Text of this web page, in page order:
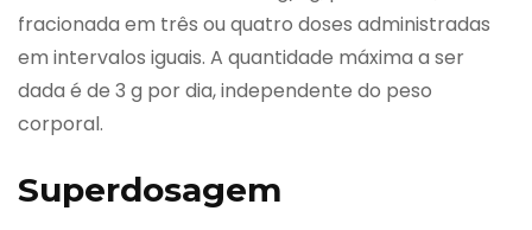
fracionada em três ou quatro doses administradas
em intervalos iguais. A quantidade máxima a ser
dada é de 3 g por dia, independente do peso
corporal.
Superdosagem